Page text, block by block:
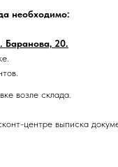
необходимо:
Баранова, 20.
возле склада.
центре выписка